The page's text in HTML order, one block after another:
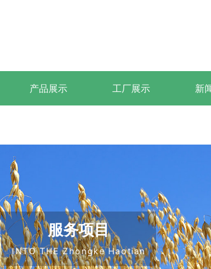
产品展示 工厂展示 新
服务项目
INTO THE Zhongke Haotian